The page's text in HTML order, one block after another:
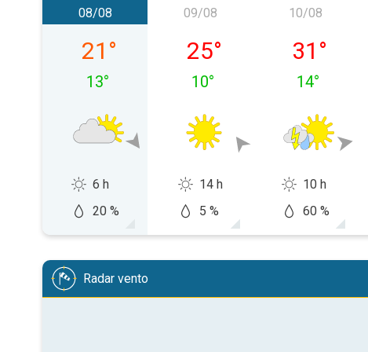
sabato 08/08
08/08
21 °
13°
6 h
20 %
domenica 09/08
09/08
25°
10°
14 h
5 %
lunedì 10/08
10/08
31 °
14°
10 h
60 %
Radar vento